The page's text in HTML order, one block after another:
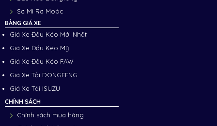
Sơ Mi Rơ Moóc
BẢNG GIÁ XE
Giá Xe Đầu Kéo Mới Nhất
Giá Xe Đầu Kéo Mỹ
Giá Xe Đầu Kéo FAW
Giá Xe Tải DONGFENG
Giá Xe Tải ISUZU
CHÍNH SÁCH
Chính sách mua hàng